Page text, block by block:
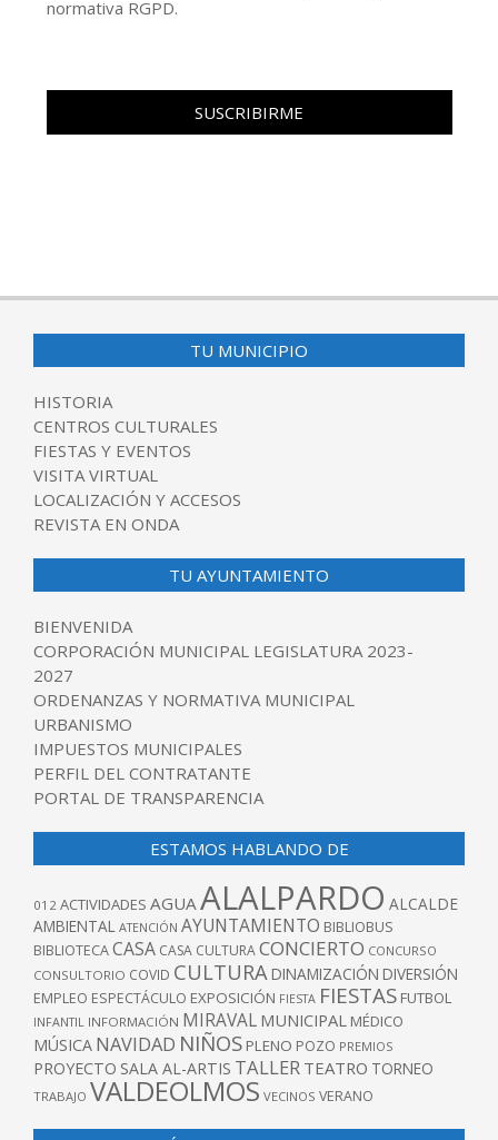
normativa RGPD.
TU MUNICIPIO
HISTORIA
CENTROS CULTURALES
FIESTAS Y EVENTOS
VISITA VIRTUAL
LOCALIZACIÓN Y ACCESOS
REVISTA EN ONDA
TU AYUNTAMIENTO
BIENVENIDA
CORPORACIÓN MUNICIPAL LEGISLATURA 2023-
2027
ORDENANZAS Y NORMATIVA MUNICIPAL
URBANISMO
IMPUESTOS MUNICIPALES
PERFIL DEL CONTRATANTE
PORTAL DE TRANSPARENCIA
ESTAMOS HABLANDO DE
012 ACTIVIDADES AGUA ALALPARDO ALCALDE
AMBIENTAL ATENCIÓN AYUNTAMIENTO BIBLIOBUS
BIBLIOTECACASA CASA CULTURACONCIERTO CONCURSO
CONSULTORIO COVID CULTURA DINAMIZACIÓN DIVERSIÓN
EMPLEO ESPECTÁCULO EXPOSICIÓN FIESTA FIESTAS FUTBOL
INFANTIL INFORMACIÓN MIRAVAL MUNICIPAL MÉDICO
MÚSICA NAVIDAD NIÑOS PLENO POZO PREMIOS
PROYECTO SALA AL-ARTIS TALLER TEATRO TORNEO
TRABAJO VALDEOLMOS VECINOS VERANO